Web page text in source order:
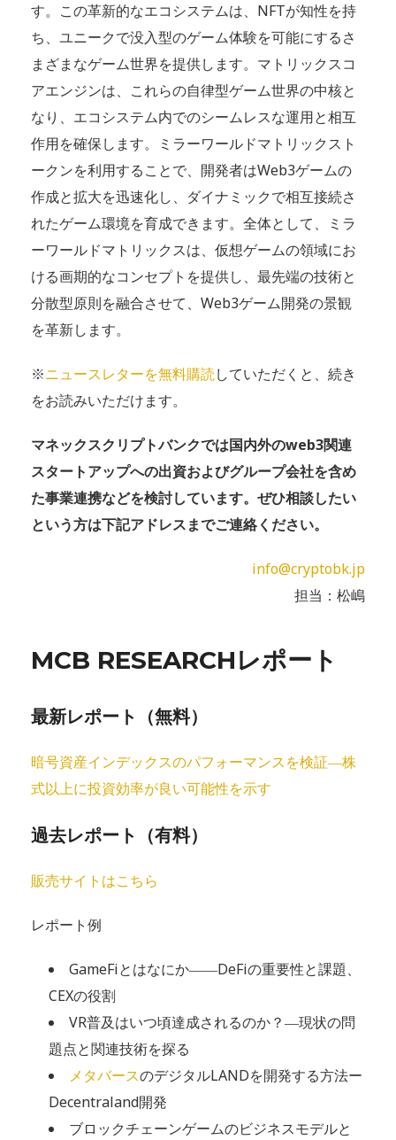
す。この革新的なエコシステムは、NFTが知性を持
ち、ユニークで没入型のゲーム体験を可能にするさ
まざまなゲーム世界を提供します。マトリックスコ
アエンジンは、これらの自律型ゲーム世界の中核と
なり、エコシステム内でのシームレスな運用と相互
作用を確保します。ミラーワールドマトリックスト
ークンを利用することで、開発者はWeb3ゲームの
作成と拡大を迅速化し、ダイナミックで相互接続さ
れたゲーム環境を育成できます。全体として、ミラ
ーワールドマトリックスは、仮想ゲームの領域にお
ける画期的なコンセプトを提供し、最先端の技術と
分散型原則を融合させて、Web3ゲーム開発の景観
を革新します。
※ニュースレターを無料購読していただくと、続き
をお読みいただけます。
マネックスクリプトバンクでは国内外のweb3関連
スタートアップへの出資およびグループ会社を含め
た事業連携などを検討しています。ぜひ相談したい
という方は下記アドレスまでご連絡ください。
info@cryptobk.jp
担当：松嶋
MCB RESEARCHレポート
最新レポート（無料）
暗号資産インデックスのパフォーマンスを検証―株
式以上に投資効率が良い可能性を示す
過去レポート（有料）
販売サイトはこちら
レポート例
GameFiとはなにか――DeFiの重要性と課題、
CEXの役割
VR普及はいつ頃達成されるのか？―現状の問
題点と関連技術を探る
メタバースのデジタルLANDを開発する方法ー
Decentraland開発
ブロックチェーンゲームのビジネスモデルと